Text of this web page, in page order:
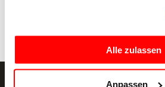
Trigger Symbol ändern oder
Wenn Sie es erlauben, würden wir
Informationen über Ihre
Alle zulassen
Anpassen